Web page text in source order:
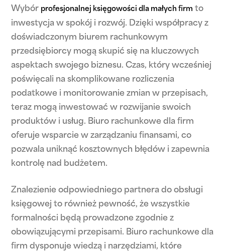
Wybór profesjonalnej księgowości dla małych firm to
inwestycja w spokój i rozwój. Dzięki współpracy z
doświadczonym biurem rachunkowym
przedsiębiorcy mogą skupić się na kluczowych
aspektach swojego biznesu. Czas, który wcześniej
poświęcali na skomplikowane rozliczenia
podatkowe i monitorowanie zmian w przepisach,
teraz mogą inwestować w rozwijanie swoich
produktów i usług. Biuro rachunkowe dla firm
oferuje wsparcie w zarządzaniu finansami, co
pozwala uniknąć kosztownych błędów i zapewnia
kontrolę nad budżetem.
Znalezienie odpowiedniego partnera do obsługi
księgowej to również pewność, że wszystkie
formalności będą prowadzone zgodnie z
obowiązującymi przepisami. Biuro rachunkowe dla
firm dysponuje wiedzą i narzędziami, które